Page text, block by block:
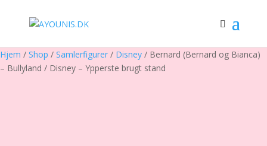
Hjem / Shop / Samlerfigurer / Disney / Bernard (Bernard og Bianca)
– Bullyland / Disney – Ypperste brugt stand